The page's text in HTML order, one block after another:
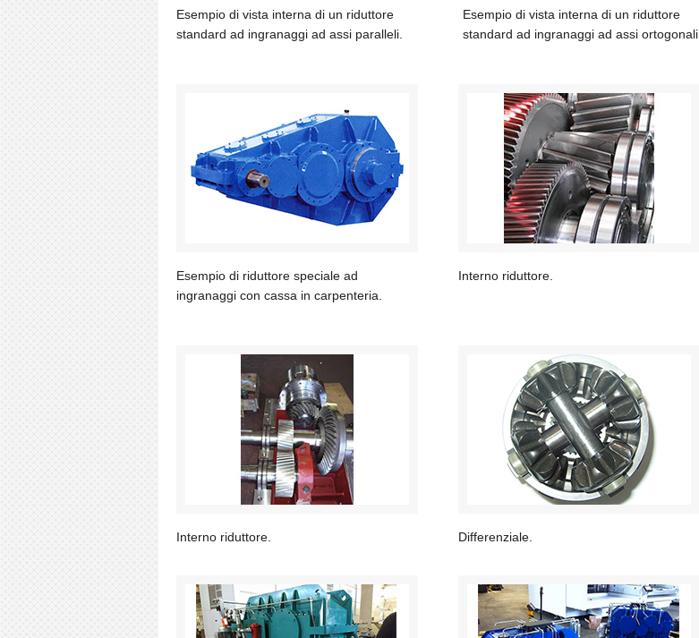
Esempio di vista interna di un riduttore
standard ad ingranaggi ad assi paralleli.
Esempio di vista interna di un riduttore
standard ad ingranaggi ad assi ortogonali.
Esempio di riduttore speciale ad
ingranaggi con cassa in carpenteria.
Interno riduttore.
Interno riduttore. Differenziale.